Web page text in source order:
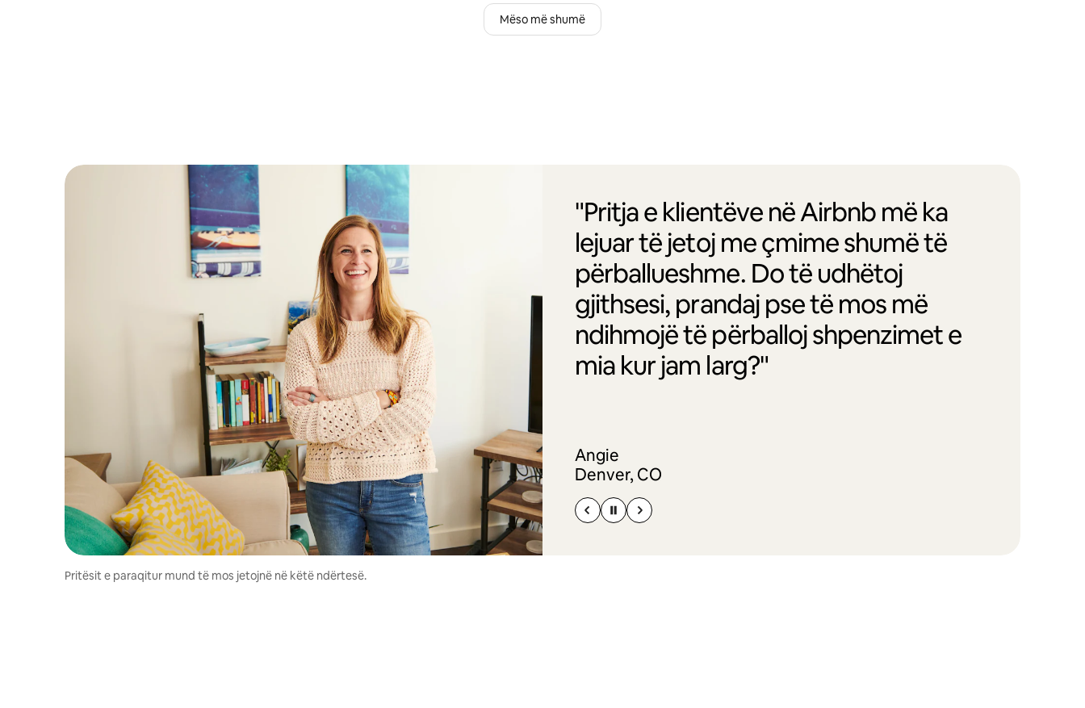
Mëso më shumë
"Pritja e klientëve në Airbnb më ka
lejuar të jetoj me çmime shumë të
përballueshme. Do të udhëtoj
gjithsesi, prandaj pse të mos më
ndihmojë të përballoj shpenzimet e
mia kur jam larg?"
Angie
Denver, CO
Pritësit e paraqitur mund të mos jetojnë në këtë ndërtesë.